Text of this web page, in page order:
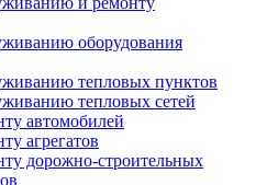
оборудования
тепловых пунктов
тепловых сетей
автомобилей
агрегатов
дорожно-строительных